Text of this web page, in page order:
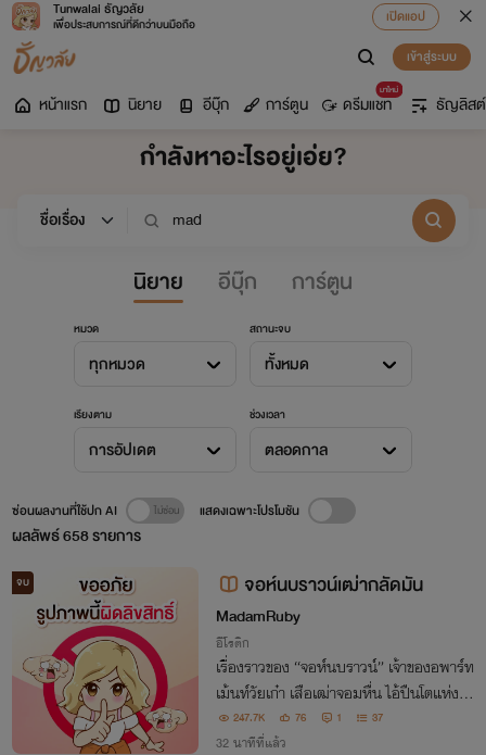
Tunwalai ธัญวลัย
เพื่อประสบการณ์ที่ดีกว่าบนมือถือ
เปิดแอป
เข้าสู่ระบบ
หน้าแรก นิยาย อีบุ๊ก การ์ตูน
มาใหม่
ดรีมแชท ธัญลิสต์
กำลังหาอะไรอยู่เอ่ย?
นิยาย อีบุ๊ก การ์ตูน
หมวด
ทุกหมวด
สถานะจบ
ทั้งหมด
เรียงตาม
การอัปเดต
ช่วงเวลา
ตลอดกาล
ผลลัพธ์658รายการ
ซ่อนผลงานที่ใช้ปก AI แสดงเฉพาะโปรโมชัน
จบ จอห์นบราวน์เฒ่ากลัดมัน
MadamRuby
อีโรติก
เรื่องราวของ “จอห์นบราวน์” เจ้าของอพาร์ท
เม้นท์วัยเก๋า เสือเฒ่าจอมหื่น ไอ้ปืนโตแห่งแ
ฮปปี้ๆๆๆๆอพาร์ทเม้นท์
247.7K 76 1 37
32 นาทีที่แล้ว